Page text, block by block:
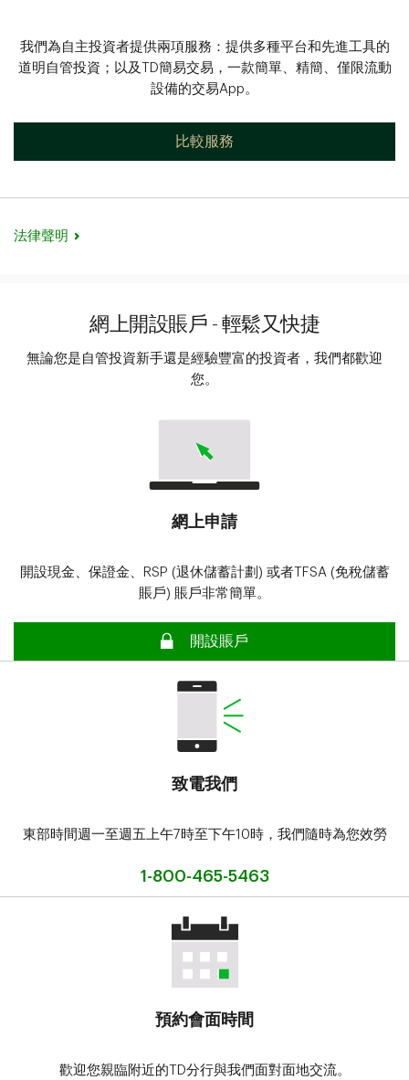
我們為自主投資者提供兩項服務：提供多種平台和先進工具的
道明自管投資；以及TD簡易交易，一款簡單、精簡、僅限流動
設備的交易App。
比較服務
法律聲明
網上開設賬戶 - 輕鬆又快捷
無論您是自管投資新手還是經驗豐富的投資者，我們都歡迎
您。
網上申請
開設現金、保證金、RSP (退休儲蓄計劃) 或者TFSA (免稅儲蓄
賬戶) 賬戶非常簡單。
安全
開設賬戶
致電我們
東部時間週一至週五上午7時至下午10時， 我們隨時為您效勞
1-800-465-5463
預約會面時間
歡迎您親臨附近的TD分行與我們面對面地交流。